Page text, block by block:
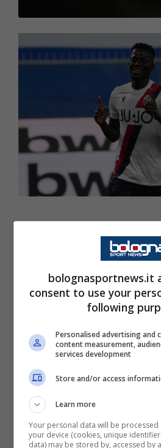
Radio Punto
del suo assistito avuta la
Napoli e della storia
quella di Juwara. Lui viene
o altro, ma ha sempre
a calcio. La sua peripezia è
quella di ottenere il visto
A volte capita che in due
bolognasportnews.it
consent to use your
following
Personalised advertising and
content measurement,
services development
Store and/or access
Learn more
Your personal data will be
your device (cookies, unique
data) may be stored by, accessed by